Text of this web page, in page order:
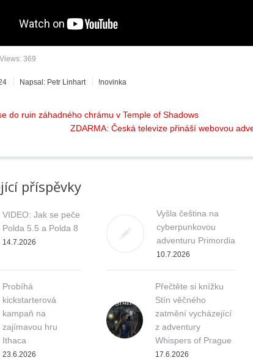
369
Napsal: Petr Linhart !novinka
do ruin záhadného chrámu v Temple of Shadows
ZDARMA: Česká televize přináší webovou
příspěvky
VIDEO: Jak se peče
Polda 5.5 a Polda 8
14.7.2026
Vyšla čeština na
cyberpunkovou
adventuru Primordia
10.7.2026
Probíhá
kickstarterová
kampaň na
zajímavou hru
Ithaca
23.6.2026
Přečtěte si knížku
Stín věčného
zatmění vycházející
z adventury
Whispers of Prague
17.6.2026